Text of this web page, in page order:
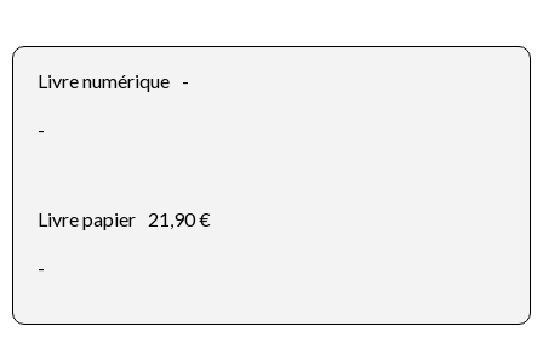
Livre numérique -
-
Livre papier 21,90 €
-